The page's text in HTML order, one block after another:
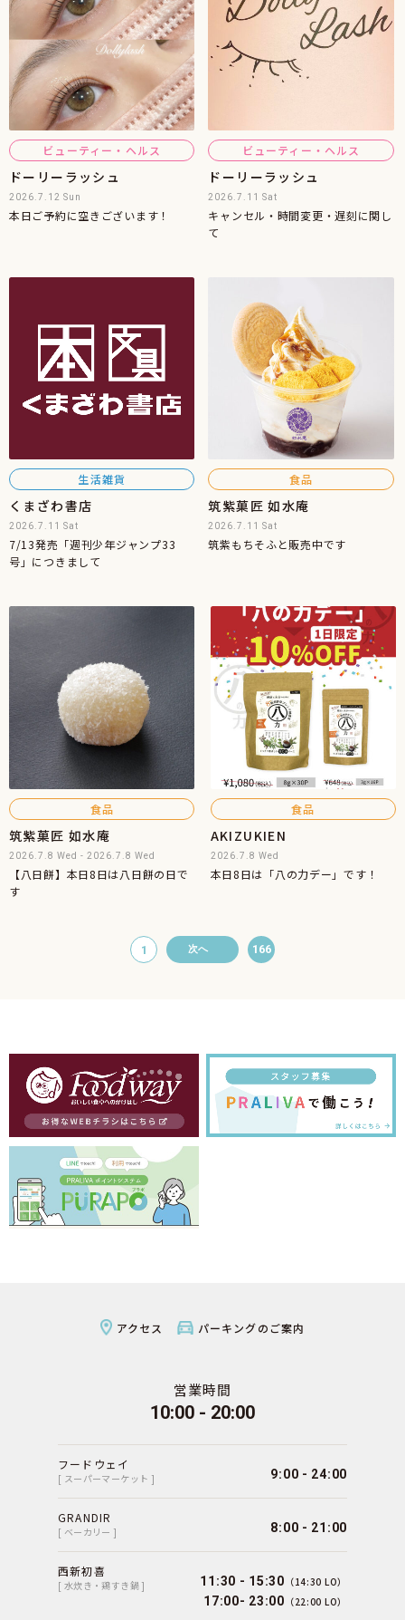
ビューティー・ヘルス
ドーリーラッシュ
2026.7.12 Sun
本日ご予約に空きございます！
ビューティー・ヘルス
ドーリーラッシュ
2026.7.11 Sat
キャンセル・時間変更・遅刻に関し
て
生活雑貨
くまざわ書店
2026.7.11 Sat
7/13発売「週刊少年ジャンプ33
号」につきまして
食品
筑紫菓匠 如水庵
2026.7.11 Sat
筑紫もちそふと販売中です
食品
筑紫菓匠 如水庵
2026.7.8 Wed - 2026.7.8 Wed
【八日餅】本日8日は八日餅の日で
す
食品
AKIZUKIEN
2026.7.8 Wed
本日8日は「八の力デー」です！
1 次へ 166
アクセス パーキングのご案内
営業時間
10:00 - 20:00
フードウェイ
[ スーパーマーケット ] 9:00 - 24:00
GRANDIR
[ ベーカリー ] 8:00 - 21:00
西新初喜
[ 水炊き・鶏すき鍋 ] 11:30 - 15:30 （14:30 LO）
17:00- 23:00 （22:00 LO）